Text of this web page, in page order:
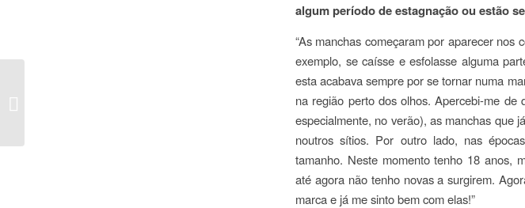
algum período de estagnação ou estão
“As manchas começaram por aparecer nos
exemplo, se caísse e esfolasse alguma
esta acabava sempre por se tornar numa
na região perto dos olhos. Apercebi-me
especialmente, no verão), as manchas que
noutros sítios. Por outro lado, nas
tamanho. Neste momento tenho 18 anos,
até agora não tenho novas a surgirem.
marca e já me sinto bem com elas!”